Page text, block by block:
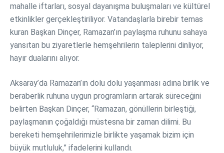
mahalle iftarları, sosyal dayanışma buluşmaları ve kültürel
etkinlikler gerçekleştiriliyor. Vatandaşlarla birebir temas
kuran Başkan Dinçer, Ramazan’ın paylaşma ruhunu sahaya
yansıtan bu ziyaretlerle hemşehrilerin taleplerini dinliyor,
hayır dualarını alıyor.
Aksaray’da Ramazan’ın dolu dolu yaşanması adına birlik ve
beraberlik ruhuna uygun programların artarak süreceğini
belirten Başkan Dinçer, “Ramazan, gönüllerin birleştiği,
paylaşmanın çoğaldığı müstesna bir zaman dilimi. Bu
bereketi hemşehrilerimizle birlikte yaşamak bizim için
büyük mutluluk,” ifadelerini kullandı.